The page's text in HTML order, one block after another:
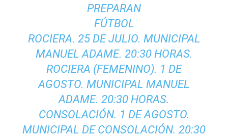
PREPARAN
FÚTBOL
ROCIERA. 25 DE JULIO. MUNICIPAL
MANUEL ADAME. 20:30 HORAS.
ROCIERA (FEMENINO). 1 DE
AGOSTO. MUNICIPAL MANUEL
ADAME. 20:30 HORAS.
CONSOLACIÓN. 1 DE AGOSTO.
MUNICIPAL DE CONSOLACIÓN. 20:30